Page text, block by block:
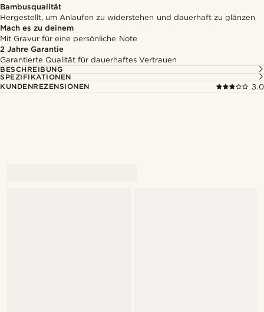
Bambusqualität
Hergestellt, um Anlaufen zu widerstehen und dauerhaft zu glänzen
Mach es zu deinem
Mit Gravur für eine persönliche Note
2 Jahre Garantie
Garantierte Qualität für dauerhaftes Vertrauen
BESCHREIBUNG
SPEZIFIKATIONEN
KUNDENREZENSIONEN
3.0